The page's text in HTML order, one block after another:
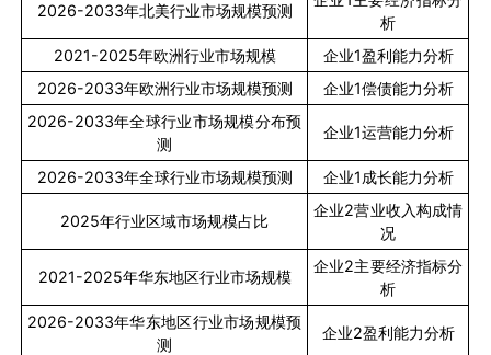
2026-2033年北美行业市场规模预测
析
2021-2025年欧洲行业市场规模 企业1盈利能力分析
2026-2033年欧洲行业市场规模预测 企业1偿债能力分析
2026-2033年全球行业市场规模分布预
测
企业1运营能力分析
2026-2033年全球行业市场规模预测 企业1成长能力分析
2025年行业区域市场规模占比
企业2营业收入构成情
况
2021-2025年华东地区行业市场规模
企业2主要经济指标分
析
2026-2033年华东地区行业市场规模预
测
企业2盈利能力分析